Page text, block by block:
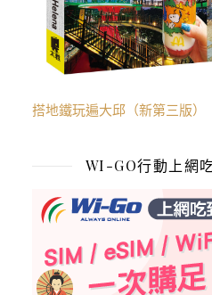
搭地鐵玩遍大邱（新第三版）
WI-GO行動上網